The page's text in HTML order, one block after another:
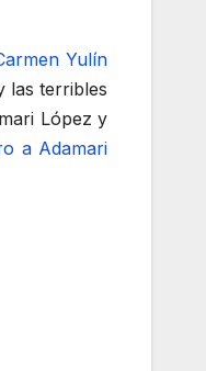
Yulín
las terribles
López y
a Adamari